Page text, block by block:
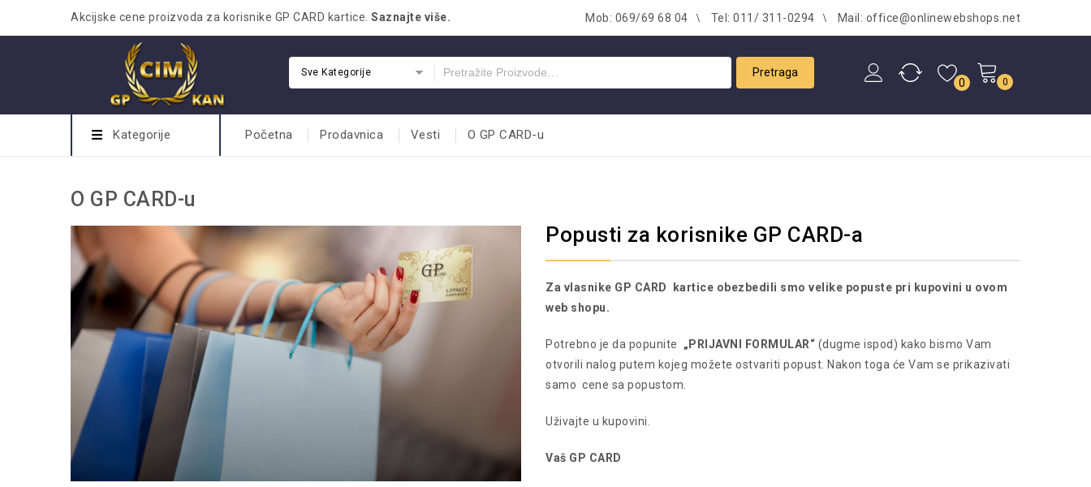
Akcijske cene proizvoda za korisnike GP CARD kartice. Saznajte više. Mob: 069/69 68 04 Tel: 011/ 311-0294 Mail: office@onlinewebshops.net
Sve Kategorije
0 0
Kategorije Početna Prodavnica Vesti O GP CARD-u
O GP CARD-u
Popusti za korisnike GP CARD-a
Za vlasnike GP CARD kartice obezbedili smo velike popuste pri kupovini u ovom
web shopu.
Potrebno je da popunite „PRIJAVNI FORMULAR“ (dugme ispod) kako bismo Vam
otvorili nalog putem kojeg možete ostvariti popust. Nakon toga će Vam se prikazivati
samo cene sa popustom.
Uživajte u kupovini.
Vaš GP CARD